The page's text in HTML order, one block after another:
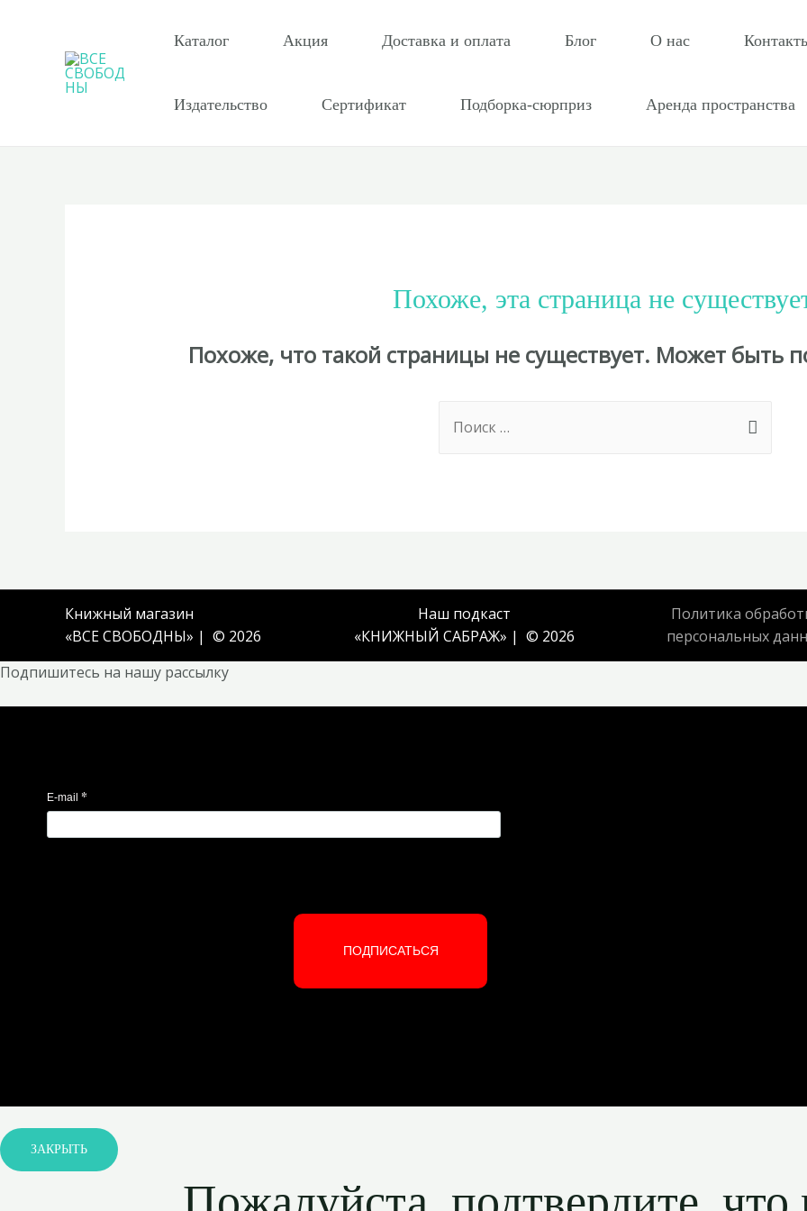
содержимому
Каталог Акция Доставка и оплата Блог О нас
Издательство Сертификат Подборка-сюрприз Аренда пространства
Похоже, эта страница не
Похоже, что такой страницы не существует. Может быть
for:
Книжный магазин
«ВСЕ СВОБОДНЫ» | © 2026
Наш подкаст
«КНИЖНЫЙ САБРАЖ» | © 2026
Политика
персональных
Подпишитесь на нашу рассылку
E-mail *
ПОДПИСАТЬСЯ
ЗАКРЫТЬ